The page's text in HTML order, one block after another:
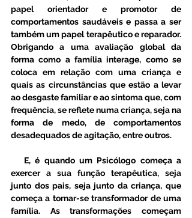
papel orientador e promotor de
comportamentos saudáveis e passa a ser
também um papel terapêutico e reparador.
Obrigando a uma avaliação global da
forma como a família interage, como se
coloca em relação com uma criança e
quais as circunstâncias que estão a levar
ao desgaste familiar e ao sintoma que, com
frequência, se reflete numa criança, seja na
forma de medo, de comportamentos
desadequados de agitação, entre outros.
exercer a sua função terapêutica, seja
junto dos pais, seja junto da criança, que
começa a tornar-se transformador de uma
família. As transformações começam